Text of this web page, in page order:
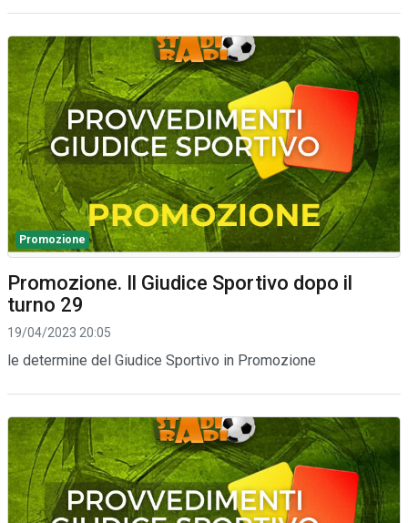
Promozione
Promozione. Il Giudice Sportivo dopo il
turno 29
19/04/2023 20:05
le determine del Giudice Sportivo in Promozione